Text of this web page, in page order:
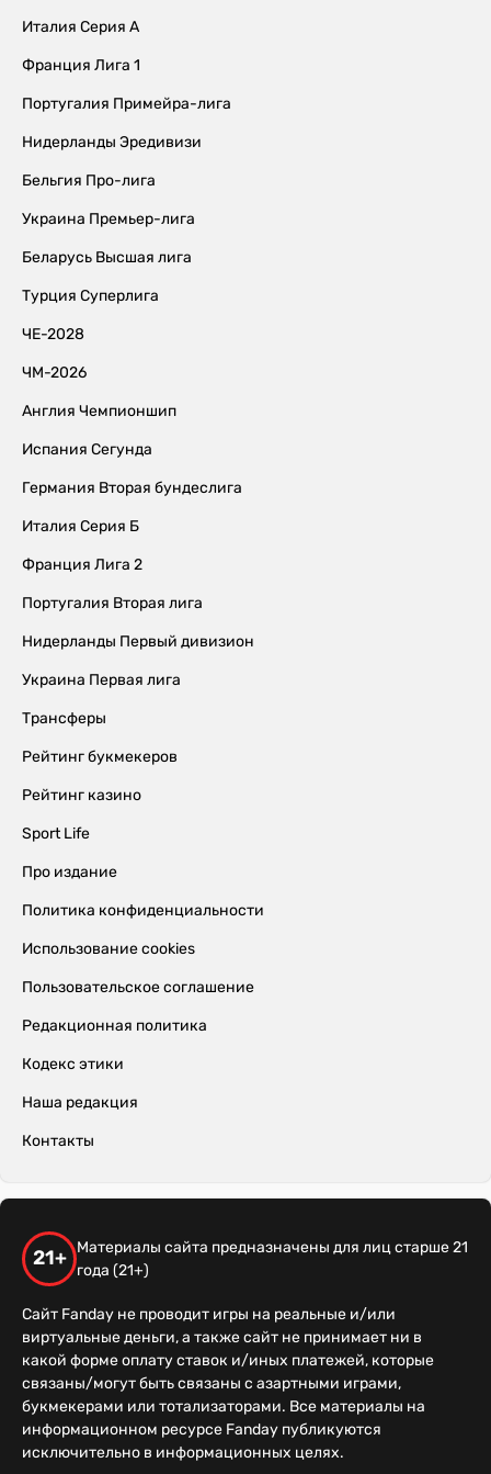
Италия Серия А
Франция Лига 1
Португалия Примейра-лига
Нидерланды Эредивизи
Бельгия Про-лига
Украина Премьер-лига
Беларусь Высшая лига
Турция Суперлига
ЧЕ-2028
ЧМ-2026
Англия Чемпионшип
Испания Сегунда
Германия Вторая бундеслига
Италия Серия Б
Франция Лига 2
Португалия Вторая лига
Нидерланды Первый дивизион
Украина Первая лига
Трансферы
Рейтинг букмекеров
Рейтинг казино
Sport Life
Про издание
Политика конфиденциальности
Использование cookies
Пользовательское соглашение
Редакционная политика
Кодекс этики
Наша редакция
Контакты
21+
Материалы сайта предназначены для лиц старше 21
года (21+)
Сайт Fanday не проводит игры на реальные и/или
виртуальные деньги, а также сайт не принимает ни в
какой форме оплату ставок и/иных платежей, которые
связаны/могут быть связаны с азартными играми,
букмекерами или тотализаторами. Все материалы на
информационном ресурсе Fanday публикуются
исключительно в информационных целях.